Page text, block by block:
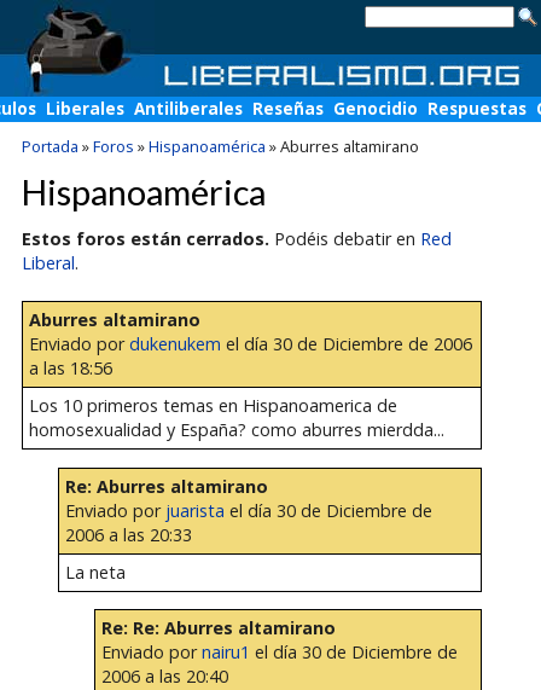
Liberales Antiliberales Reseñas Genocidio Respuestas
Portada »Foros »Hispanoamérica »Aburres altamirano
Hispanoamérica
Estos foros están cerrados. Podéis debatir en Red
Liberal.
Aburres altamirano
Enviado pordukenukem el día 30 de Diciembre de 2006
a las 18:56
Los 10 primeros temas en Hispanoamerica de
homosexualidad y España? como aburres mierdda...
Re: Aburres altamirano
Enviado por juarista el día 30 de Diciembre de
2006 a las 20:33
La neta
Re: Re: Aburres altamirano
Enviado pornairu1 el día 30 de Diciembre de
2006 a las 20:40